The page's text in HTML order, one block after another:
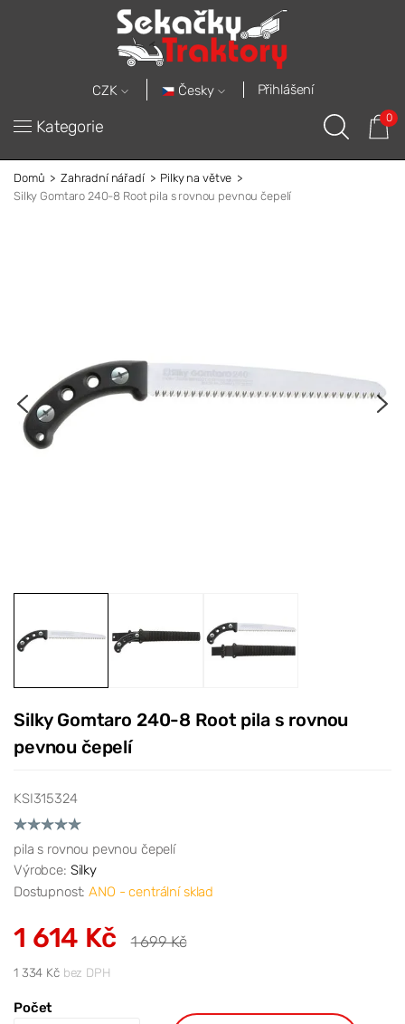
CZK Česky Přihlášení
Kategorie 0
Domů Zahradní nářadí
Pilky na větve
Silky Gomtaro 240-8 Root pila s rovnou pevnou čepelí
Silky Gomtaro 240-8 Root pila s rovnou
pevnou čepelí
KSI315324
pila s rovnou pevnou čepelí
Výrobce: Silky
Dostupnost:ANO - centrální sklad
1 614 Kč 1 699 Kč
1 334 Kčbez DPH
Počet